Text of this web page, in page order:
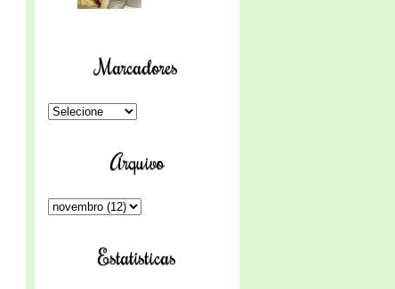
Marcadores
Arquivo
Estatísticas